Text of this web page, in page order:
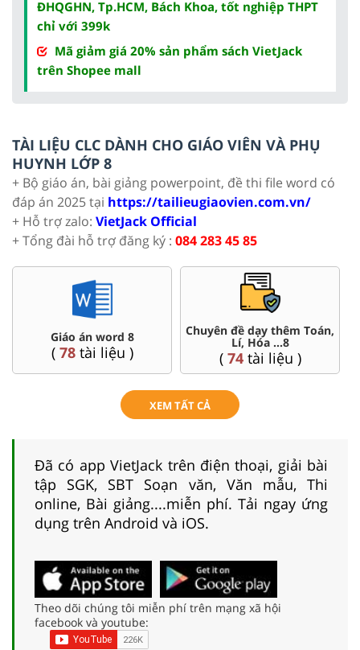
ĐHQGHN, Tp.HCM, Bách Khoa, tốt nghiệp THPT
chỉ với 399k
Mã giảm giá 20% sản phẩm sách VietJack
trên Shopee mall
TÀI LIỆU CLC DÀNH CHO GIÁO VIÊN VÀ PHỤ
HUYNH LỚP 8
+ Bộ giáo án, bài giảng powerpoint, đề thi file word có
đáp án 2025 tại https://tailieugiaovien.com.vn/
+ Hỗ trợ zalo: VietJack Official
+ Tổng đài hỗ trợ đăng ký : 084 283 45 85
Đề thi HSG 8
(5 tài liệu )
Trắc nghiệm đúng sai 8
(12tài liệu )
XEM TẤT CẢ
Đã có app VietJack trên điện thoại, giải bài
tập SGK, SBT Soạn văn, Văn mẫu, Thi
online, Bài giảng....miễn phí. Tải ngay ứng
dụng trên Android và iOS.
Theo dõi chúng tôi miễn phí trên mạng xã hội
facebook và youtube: